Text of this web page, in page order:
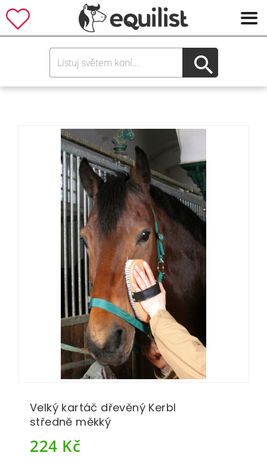
Velký kartáč dřevěný Kerbl
středně měkký
224 Kč